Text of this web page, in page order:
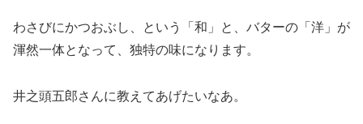
わさびにかつおぶし、という「和」と、バターの「洋」が
渾然一体となって、独特の味になります。
井之頭五郎さんに教えてあげたいなあ。